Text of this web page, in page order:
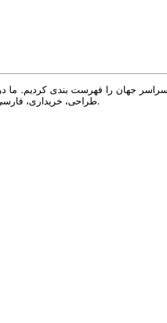
جهان را فهرست بندی کردیم. ما در
طراحی، خریداری، فارسی سازی و عرضه می کنیم. با نیوزپاور همیشه وب سایت خود را بروز و پویا نگه دارید.